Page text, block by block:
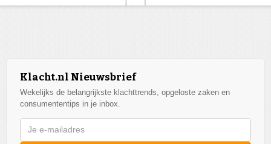
Klacht.nl Nieuwsbrief
Wekelijks de belangrijkste klachttrends, opgeloste zaken en
consumententips in je inbox.